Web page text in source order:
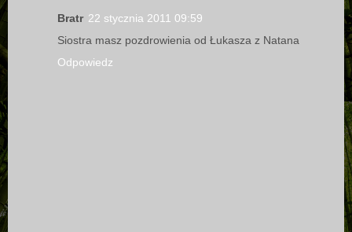
Bratr 22 stycznia 2011 09:59
Siostra masz pozdrowienia od Łukasza z Natana
Odpowiedz